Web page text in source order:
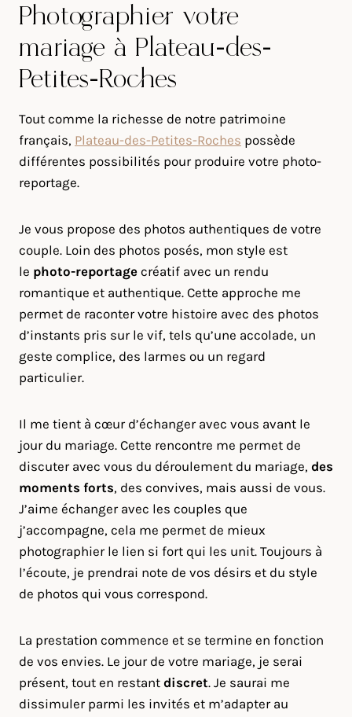
Photographier votre
mariage à Plateau-des-
Petites-Roches
Tout comme la richesse de notre patrimoine
français, Plateau-des-Petites-Roches possède
différentes possibilités pour produire votre photo-
reportage.
Je vous propose des photos authentiques de votre
couple. Loin des photos posés, mon style est
le photo-reportage créatif avec un rendu
romantique et authentique. Cette approche me
permet de raconter votre histoire avec des photos
d’instants pris sur le vif, tels qu’une accolade, un
geste complice, des larmes ou un regard
particulier.
Il me tient à cœur d’échanger avec vous avant le
jour du mariage. Cette rencontre me permet de
discuter avec vous du déroulement du mariage, des
moments forts, des convives, mais aussi de vous.
J’aime échanger avec les couples que
j’accompagne, cela me permet de mieux
photographier le lien si fort qui les unit. Toujours à
l’écoute, je prendrai note de vos désirs et du style
de photos qui vous correspond.
La prestation commence et se termine en fonction
de vos envies. Le jour de votre mariage, je serai
présent, tout en restant discret. Je saurai me
dissimuler parmi les invités et m’adapter au